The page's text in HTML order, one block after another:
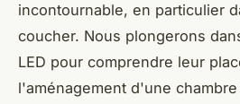
incontournable, en particulier
coucher. Nous plongerons
LED pour comprendre leur
l'aménagement d'une